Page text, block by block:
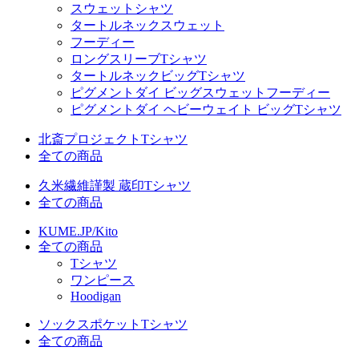
スウェットシャツ
タートルネックスウェット
フーディー
ロングスリーブTシャツ
タートルネックビッグTシャツ
ピグメントダイ ビッグスウェットフーディー
ピグメントダイ ヘビーウェイト ビッグTシャツ
北斎プロジェクトTシャツ
全ての商品
久米繊維謹製 蔵印Tシャツ
全ての商品
KUME.JP/Kito
全ての商品
Tシャツ
ワンピース
Hoodigan
ソックスポケットTシャツ
全ての商品